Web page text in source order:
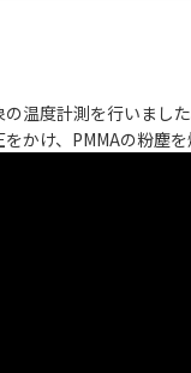
温度計測を行いました
かけ、PMMAの粉塵